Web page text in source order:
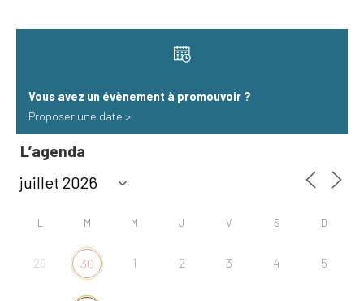
Vous avez un évènement à promouvoir​ ?
Proposer une date >
L’agenda
L M M J V S D
29 30 1 2 3 4 5